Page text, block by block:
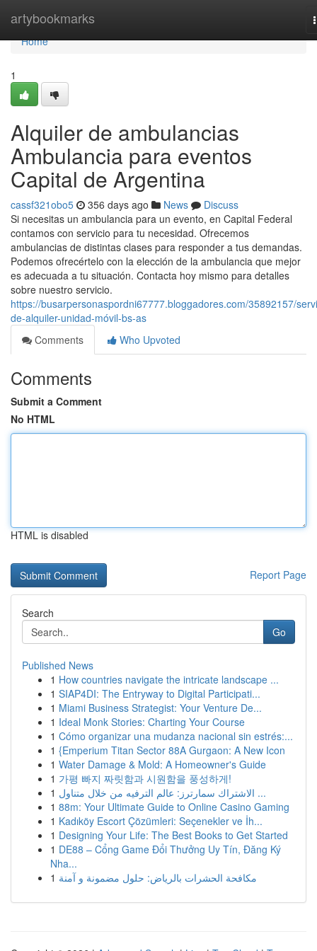
artybookmarks
Home
Home
1
Alquiler de ambulancias
Ambulancia para eventos
Capital de Argentina
cassf321obo5 356 days ago News
Discuss
Si necesitas un ambulancia para un evento, en Capital Federal
contamos con servicio para tu necesidad. Ofrecemos
ambulancias de distintas clases para responder a tus demandas.
Podemos ofrecértelo con la elección de la ambulancia que mejor
es adecuada a tu situación. Contacta hoy mismo para detalles
sobre nuestro servicio.
https://busarpersonaspordni67777.bloggadores.com/35892157/
de-alquiler-unidad-móvil-bs-as
Comments
Who Upvoted
Comments
Submit a Comment
No HTML
HTML is disabled
Report Page
Search
Go
Published News
1 How countries navigate the intricate landscape ...
1 SIAP4DI: The Entryway to Digital Participati...
1 Miami Business Strategist: Your Venture De...
1 Ideal Monk Stories: Charting Your Course
1 Cómo organizar una mudanza nacional sin estrés:...
1 {Emperium Titan Sector 88A Gurgaon: A New Icon
1 Water Damage & Mold: A Homeowner's Guide
1 가평 빠지 짜릿함과 시원함을 풍성하게!
1
الاشتراك سمارترز: عالم الترفيه من خلال متناول ...
1 88m: Your Ultimate Guide to Online Casino Gaming
1 Kadıköy Escort Çözümleri: Seçenekler ve İh...
1 Designing Your Life: The Best Books to Get Started
1 DE88 – Cổng Game Đổi Thưởng Uy Tín, Đăng Ký
Nha...
1 مكافحة الحشرات بالرياض: حلول مضمونة و آمنة